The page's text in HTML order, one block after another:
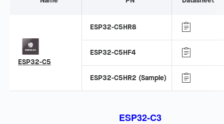
ESP32-C5
ESP32-C5HR8
ESP32-C5HF4
ESP32-C5HR2 (Sample)
ESP32-C3